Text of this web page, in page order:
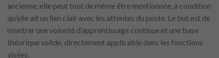
ancienne, elle peut tout de même être mentionnée, à condition
qu’elle ait un lien clair avec les attentes du poste. Le but est de
montrer une volonté d’apprentissage continue et une base
théorique solide, directement applicable dans les fonctions
visées.